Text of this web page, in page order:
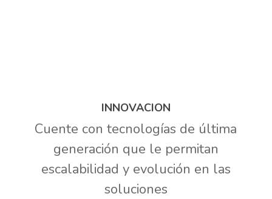
INNOVACION
Cuente con tecnologías de última
generación que le permitan
escalabilidad y evolución en las
soluciones